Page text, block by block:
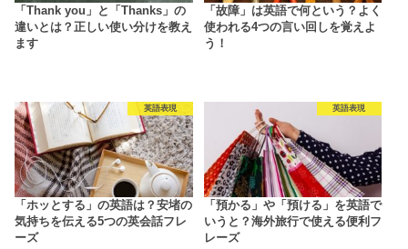
「Thank you」と「Thanks」の
違いとは？正しい使い分けを教え
ます
「故障」は英語で何という？よく
使われる4つの言い回しを覚えよ
う！
英語表現
「ホッとする」の英語は？安堵の
気持ちを伝える5つの英会話フレ
ーズ
英語表現
「預かる」や「預ける」を英語で
いうと？海外旅行で使える便利フ
レーズ